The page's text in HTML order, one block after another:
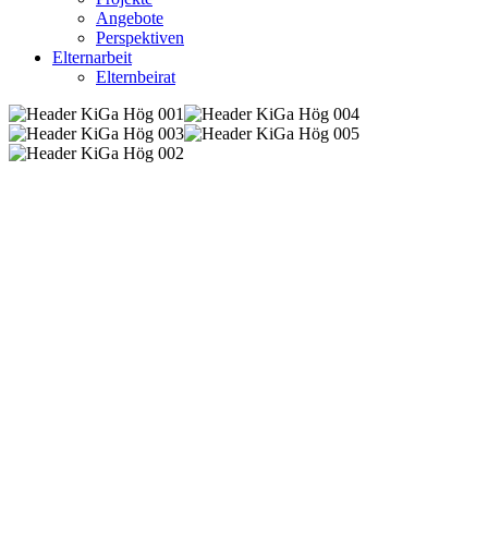
Angebote
Perspektiven
Elternarbeit
Elternbeirat